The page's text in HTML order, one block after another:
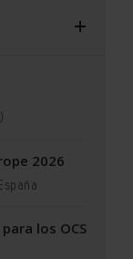
2026
los OCS